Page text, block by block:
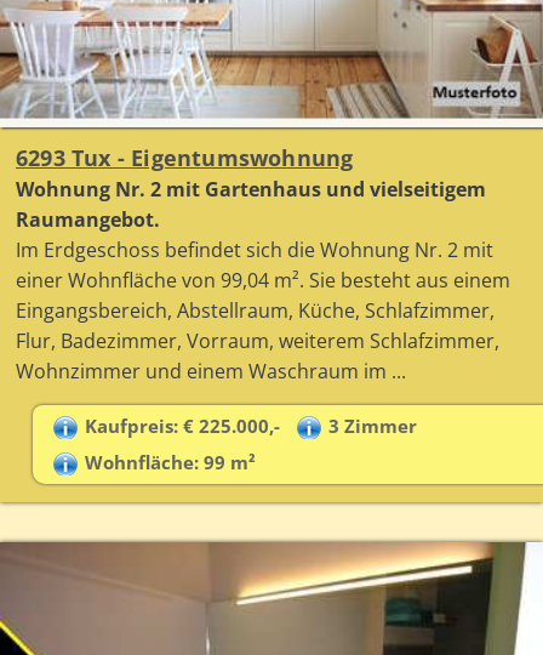
6293 Tux - Eigentumswohnung
Wohnung Nr. 2 mit Gartenhaus und vielseitigem
Raumangebot.
Im Erdgeschoss befindet sich die Wohnung Nr. 2 mit
einer Wohnfläche von 99,04 m². Sie besteht aus einem
Eingangsbereich, Abstellraum, Küche, Schlafzimmer,
Flur, Badezimmer, Vorraum, weiterem Schlafzimmer,
Wohnzimmer und einem Waschraum im ...
Kaufpreis: € 225.000,-
3 Zimmer
Wohnfläche: 99 m²